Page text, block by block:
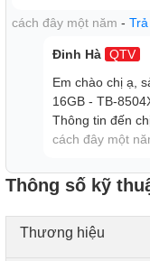
Camera trước có
khá tốt trong những
bức ảnh selife đẹp
Quản lý nội dung
Các bậc phụ huynh
4 8" của mình thành
cái khi thiết lập khu
em”.
cách đây một năm -
Đinh Hà QTV
Em chào chị ạ,
16GB - TB-
Thông tin đến
cách đây một
Thông số kỹ
Thương hiệu